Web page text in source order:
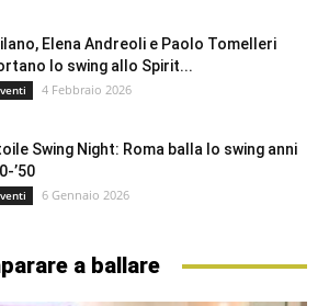
Elena Andreoli e Paolo Tomelleri
lo swing allo Spirit...
4 Febbraio 2026
Swing Night: Roma balla lo swing anni
’50
6 Gennaio 2026
a ballare